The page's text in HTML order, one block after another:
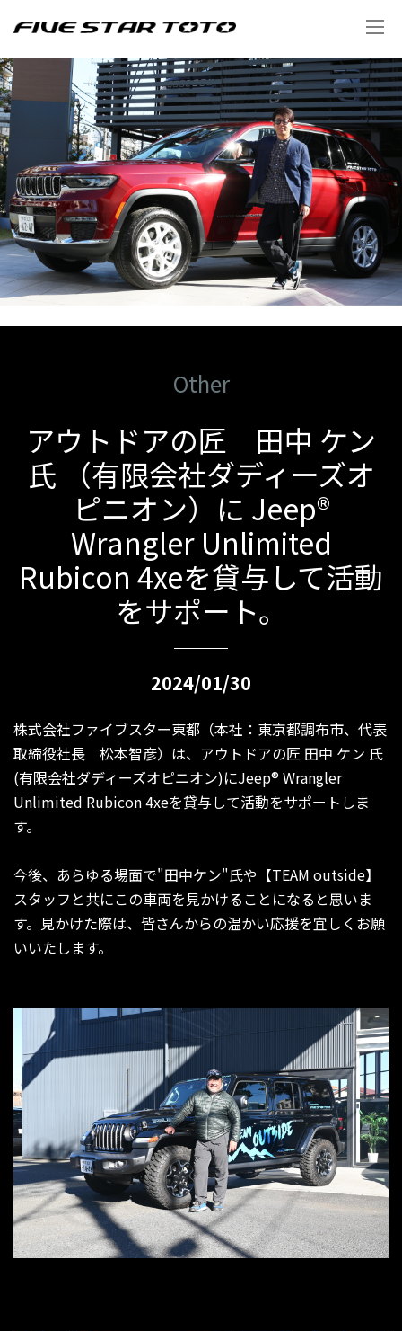
Other
アウトドアの匠 田中 ケン
氏 （有限会社ダディーズオ
ピニオン）に Jeep®
Wrangler Unlimited
Rubicon 4xeを貸与して活動
をサポート。
2024/01/30
株式会社ファイブスター東都（本社：東京都調布市、代表
取締役社長 松本智彦）は、アウトドアの匠 田中 ケン 氏
(有限会社ダディーズオピニオン)にJeep® Wrangler
Unlimited Rubicon 4xeを貸与して活動をサポートしま
す。
今後、あらゆる場面で"田中ケン"氏や【TEAM outside】
スタッフと共にこの車両を見かけることになると思いま
す。見かけた際は、皆さんからの温かい応援を宜しくお願
いいたします。